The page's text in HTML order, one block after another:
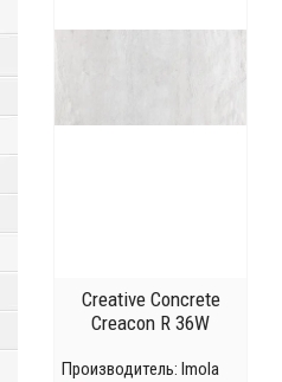
Creative Concrete
Creacon R 36W
Производитель: Imola